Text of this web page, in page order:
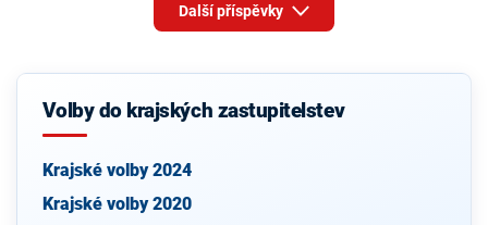
Další příspěvky
Volby do krajských zastupitelstev
Krajské volby 2024
Krajské volby 2020